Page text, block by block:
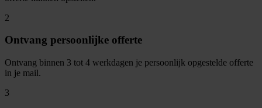
2
Ontvang persoonlijke offerte
Ontvang binnen 3 tot 4 werkdagen je persoonlijk opgestelde offerte
in je mail.
3